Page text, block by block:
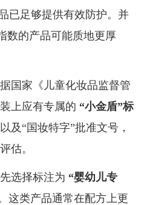
已足够提供有效防护。并
数的产品可能质地更厚
据国家《儿童化妆品监督管
上应有专属的 “小金盾”标
及“国妆特字”批准文号，
估。
选择标注为 “婴幼儿专
这类产品通常在配方上更